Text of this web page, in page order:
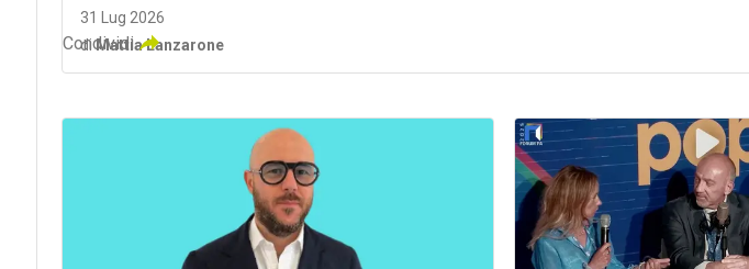
31 Lug 2026
diMattia Lanzarone
Condividi